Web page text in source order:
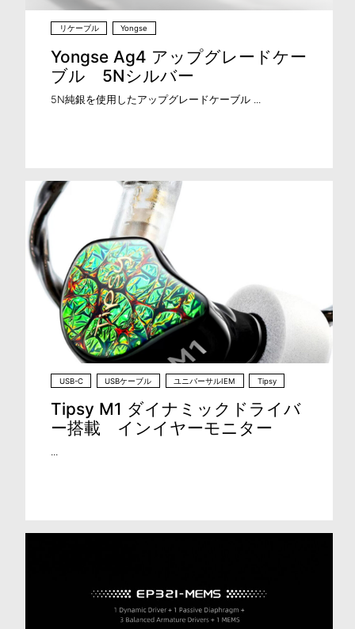
リケーブル Yongse
Yongse Ag4 アップグレードケー
ブル 5Nシルバー
5N純銀を使用したアップグレードケーブル ...
USB-C USBケーブル ユニバーサルIEM Tipsy
Tipsy M1 ダイナミックドライバ
ー搭載 インイヤーモニター
...